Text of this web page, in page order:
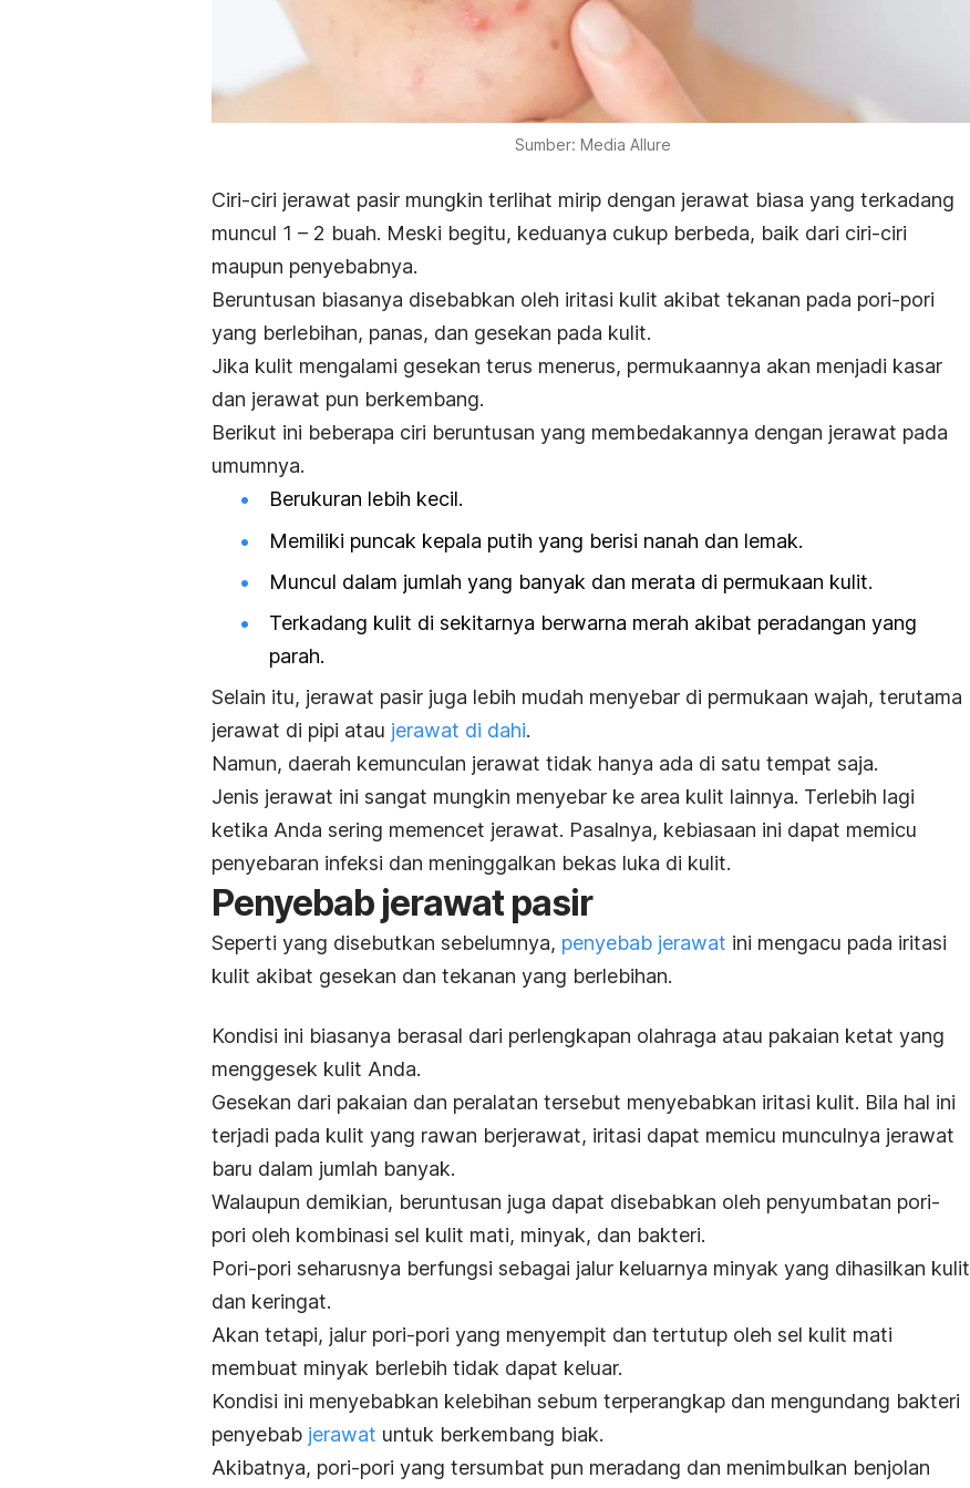
Sumber: Media Allure
Ciri-ciri jerawat pasir mungkin terlihat mirip dengan jerawat biasa yang terkadang
muncul 1 – 2 buah. Meski begitu, keduanya cukup berbeda, baik dari ciri-ciri
maupun penyebabnya.
Beruntusan biasanya disebabkan oleh iritasi kulit akibat tekanan pada pori-pori
yang berlebihan, panas, dan gesekan pada kulit.
Jika kulit mengalami gesekan terus menerus, permukaannya akan menjadi kasar
dan jerawat pun berkembang.
Berikut ini beberapa ciri beruntusan yang membedakannya dengan jerawat pada
umumnya.
Berukuran lebih kecil.
Memiliki puncak kepala putih yang berisi nanah dan lemak.
Muncul dalam jumlah yang banyak dan merata di permukaan kulit.
Terkadang kulit di sekitarnya berwarna merah akibat peradangan yang
parah.
Selain itu, jerawat pasir juga lebih mudah menyebar di permukaan wajah, terutama
jerawat di pipi atau jerawat di dahi.
Namun, daerah kemunculan jerawat tidak hanya ada di satu tempat saja.
Jenis jerawat ini sangat mungkin menyebar ke area kulit lainnya. Terlebih lagi
ketika Anda sering memencet jerawat. Pasalnya, kebiasaan ini dapat memicu
penyebaran infeksi dan meninggalkan bekas luka di kulit.
Penyebab jerawat pasir
Seperti yang disebutkan sebelumnya, penyebab jerawat ini mengacu pada iritasi
kulit akibat gesekan dan tekanan yang berlebihan.
Kondisi ini biasanya berasal dari perlengkapan olahraga atau pakaian ketat yang
menggesek kulit Anda.
Gesekan dari pakaian dan peralatan tersebut menyebabkan iritasi kulit. Bila hal ini
terjadi pada kulit yang rawan berjerawat, iritasi dapat memicu munculnya jerawat
baru dalam jumlah banyak.
Walaupun demikian, beruntusan juga dapat disebabkan oleh penyumbatan pori-
pori oleh kombinasi sel kulit mati, minyak, dan bakteri.
Pori-pori seharusnya berfungsi sebagai jalur keluarnya minyak yang dihasilkan kulit
dan keringat.
Akan tetapi, jalur pori-pori yang menyempit dan tertutup oleh sel kulit mati
membuat minyak berlebih tidak dapat keluar.
Kondisi ini menyebabkan kelebihan sebum terperangkap dan mengundang bakteri
penyebab jerawat untuk berkembang biak.
Akibatnya, pori-pori yang tersumbat pun meradang dan menimbulkan benjolan